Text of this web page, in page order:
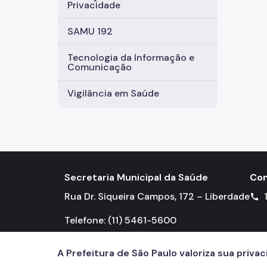
Privacidade
SAMU 192
Tecnologia da Informação e
Comunicação
Vigilância em Saúde
Secretaria Municipal da Saúde
Rua Dr. Siqueira Campos, 172 – Liberdade
Telefone: (11) 5461-5600
call
A Prefeitura de São Paulo valoriza sua